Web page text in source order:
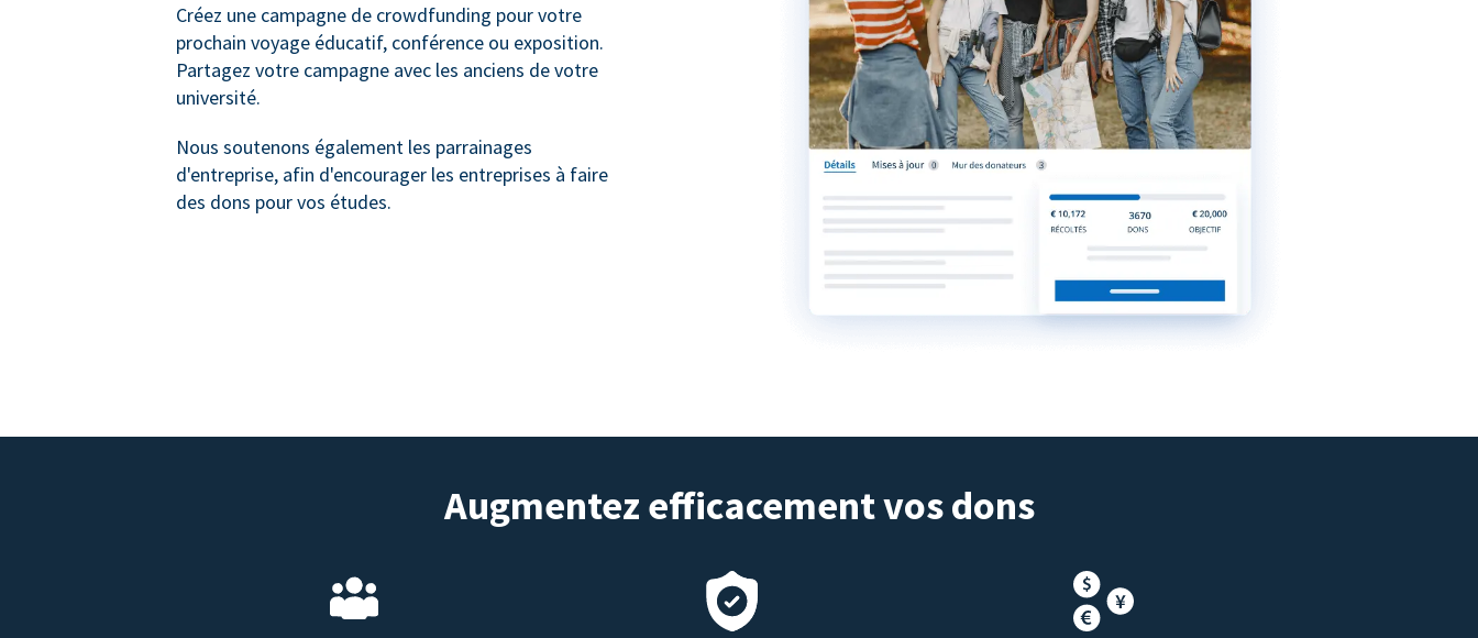
Créez une campagne de crowdfunding pour votre
prochain voyage éducatif, conférence ou exposition.
Partagez votre campagne avec les anciens de votre
université.
Nous soutenons également les parrainages
d'entreprise, afin d'encourager les entreprises à faire
des dons pour vos études.
Augmentez efficacement vos dons